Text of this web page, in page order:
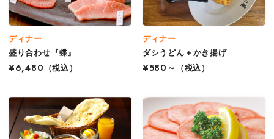
ディナー
盛り合わせ『蝶』
¥6,480
（税込）
ディナー
ダシうどん＋かき揚げ
¥580～
（税込）